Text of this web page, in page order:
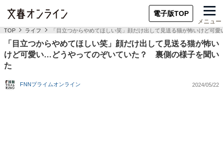
電子版TOP
メニュー
TOP ライフ 「目立つからやめてほしい笑」顔だけ出して見送る猫が怖いけど
「目立つからやめてほしい笑」顔だけ出して見送る猫が怖い
けど可愛い…どうやってのぞいていた？ 裏側の様子を聞い
た
FNNプライムオンライン 2024/05/22